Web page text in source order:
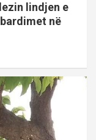
lindjen e
në